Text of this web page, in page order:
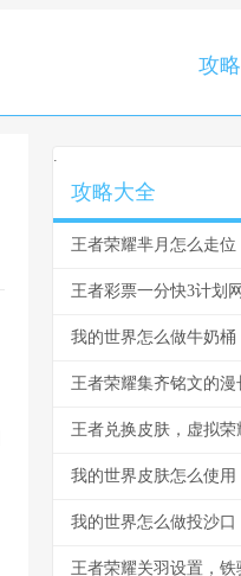
攻
.
攻略大全
我的世界皮肤怎么使